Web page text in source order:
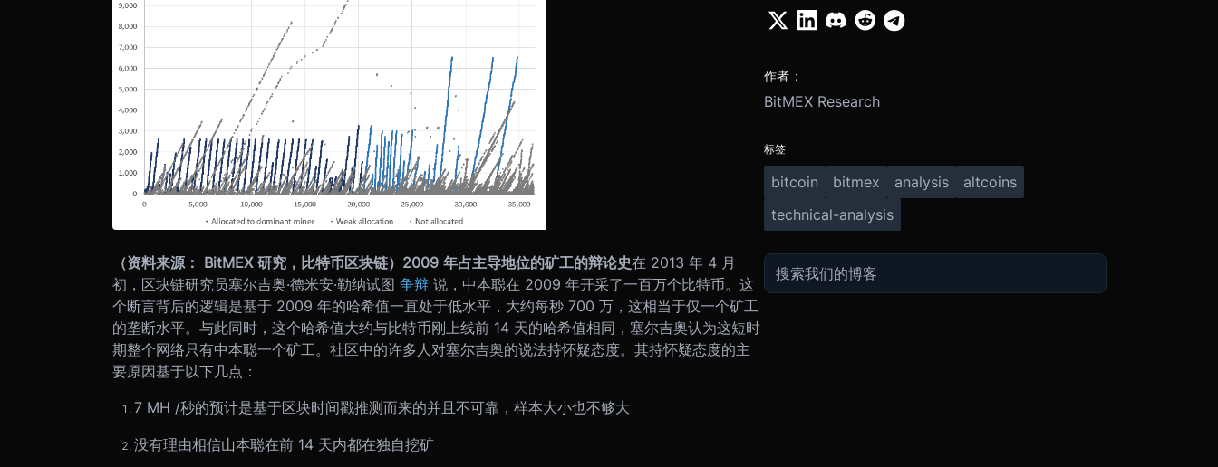
（资料来源： BitMEX 研究，比特币区块链） 2009 年占主导地位的矿工的辩论史在 2013 年 4 月
初，区块链研究员塞尔吉奥·德米安·勒纳试图 争辩 说，中本聪在 2009 年开采了一百万个比特币。这
个断言背后的逻辑是基于 2009 年的哈希值一直处于低水平，大约每秒 700 万，这相当于仅一个矿工
的垄断水平。与此同时，这个哈希值大约与比特币刚上线前 14 天的哈希值相同，塞尔吉奥认为这短时
期整个网络只有中本聪一个矿工。社区中的许多人对塞尔吉奥的说法持怀疑态度。其持怀疑态度的主
要原因基于以下几点：
7 MH /秒的预计是基于区块时间戳推测而来的并且不可靠，样本大小也不够大
没有理由相信山本聪在前 14 天内都在独自挖矿
作者：
BitMEX Research
标签
bitcoin bitmex analysis
altcoins
technical-analysis